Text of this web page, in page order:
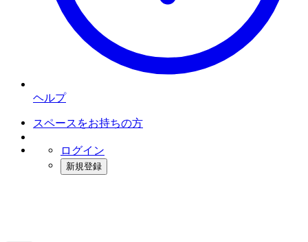
ヘルプ
スペースをお持ちの方
ログイン
新規登録